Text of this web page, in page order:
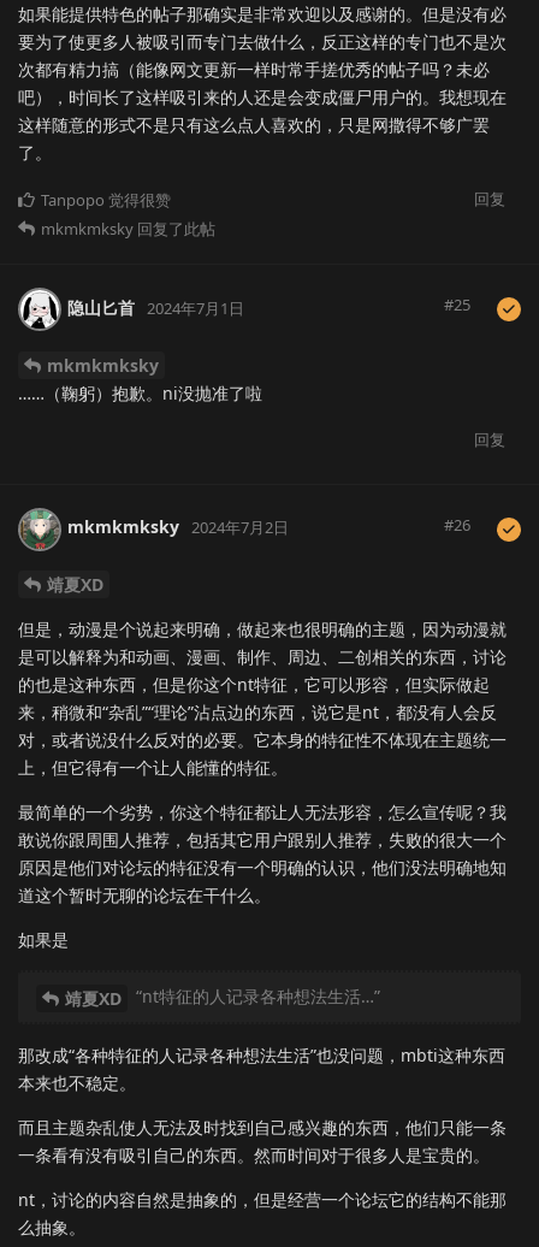
如果能提供特色的帖子那确实是非常欢迎以及感谢的。但是没有必
要为了使更多人被吸引而专门去做什么，反正这样的专门也不是次
次都有精力搞（能像网文更新一样时常手搓优秀的帖子吗？未必
吧），时间长了这样吸引来的人还是会变成僵尸用户的。我想现在
这样随意的形式不是只有这么点人喜欢的，只是网撒得不够广罢
了。
回复
Tanpopo 觉得很赞
mkmkmksky 回复了此帖
隐山匕首 2024年7月1日 #25
mkmkmksky
……（鞠躬）抱歉。ni没抛准了啦
回复
mkmkmksky 2024年7月2日 #26
靖夏XD
但是，动漫是个说起来明确，做起来也很明确的主题，因为动漫就
是可以解释为和动画、漫画、制作、周边、二创相关的东西，讨论
的也是这种东西，但是你这个nt特征，它可以形容，但实际做起
来，稍微和“杂乱”“理论”沾点边的东西，说它是nt，都没有人会反
对，或者说没什么反对的必要。它本身的特征性不体现在主题统一
上，但它得有一个让人能懂的特征。
最简单的一个劣势，你这个特征都让人无法形容，怎么宣传呢？我
敢说你跟周围人推荐，包括其它用户跟别人推荐，失败的很大一个
原因是他们对论坛的特征没有一个明确的认识，他们没法明确地知
道这个暂时无聊的论坛在干什么。
如果是
靖夏XD “nt特征的人记录各种想法生活…”
那改成“各种特征的人记录各种想法生活”也没问题，mbti这种东西
本来也不稳定。
而且主题杂乱使人无法及时找到自己感兴趣的东西，他们只能一条
一条看有没有吸引自己的东西。然而时间对于很多人是宝贵的。
nt，讨论的内容自然是抽象的，但是经营一个论坛它的结构不能那
么抽象。